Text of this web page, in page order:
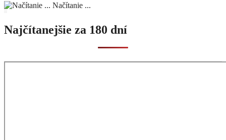
Načítanie ...
Najčítanejšie za 180 dní